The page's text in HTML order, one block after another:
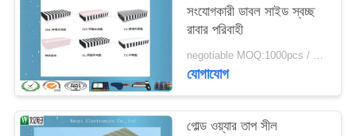
PRIVACY
POLICY
সংযোগকারী ডাবল সাইড স্বচ্ছ
রাবার পরিবাহী
negotiable MOQ:1000pcs / অনেক
যোগাযোগ
গোল্ড ওয়্যার তাপ সীল